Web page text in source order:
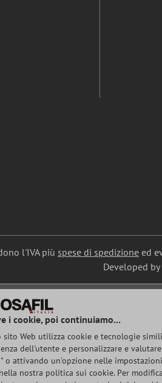
l'IVA più spese di spedizione ed
Developed
i cookie, poi continuiamo...
sito Web utilizza cookie e tecnologie
dell'utente e personalizzare e
o attivando un'opzione nelle
nostra politica sui cookie. Per